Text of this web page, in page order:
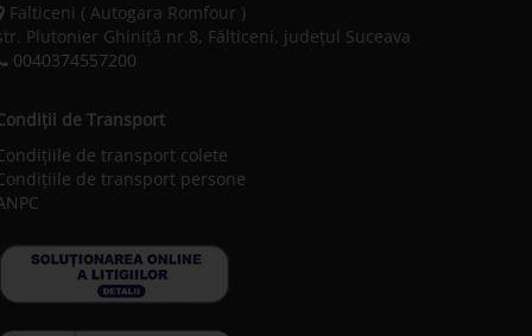
Falticeni ( Autogara Romfour )
Plutonier Ghiniţă nr.8, Fălticeni, judeţul Suceava
0040374557200
de Transport
de transport colete
de transport persone